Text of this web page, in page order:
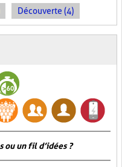
Découverte (4)
ou un fil d’idées ?